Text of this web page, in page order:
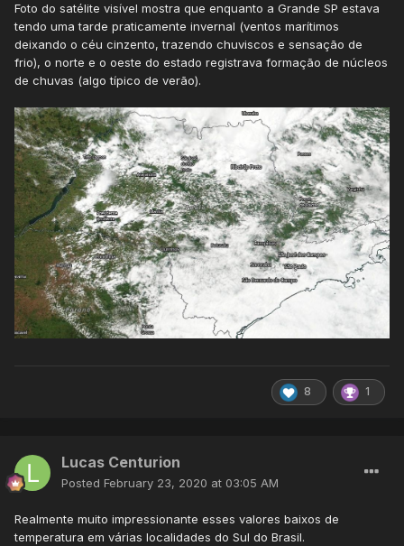
Foto do satélite visível mostra que enquanto a Grande SP estava
tendo uma tarde praticamente invernal (ventos marítimos
deixando o céu cinzento, trazendo chuviscos e sensação de
frio), o norte e o oeste do estado registrava formação de núcleos
de chuvas (algo típico de verão).
8 1
Lucas Centurion
Posted February 23, 2020 at 03:05 AM
Realmente muito impressionante esses valores baixos de
temperatura em várias localidades do Sul do Brasil.